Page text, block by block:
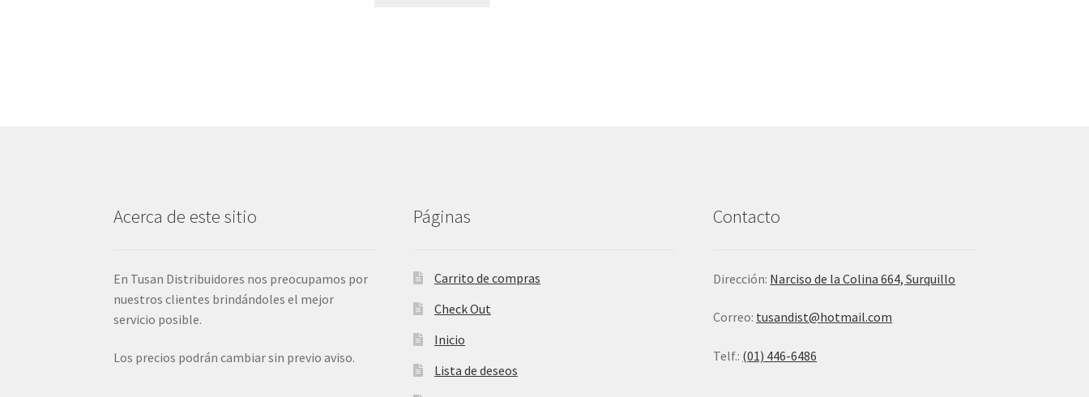
Acerca de este sitio
En Tusan Distribuidores nos preocupamos por
nuestros clientes brindándoles el mejor
servicio posible.
Los precios podrán cambiar sin previo aviso.
Páginas
Carrito de compras
Check Out
Inicio
Lista de deseos
Contacto
Dirección: Narciso de la Colina 664, Surquillo
Correo: tusandist@hotmail.com
Telf.: (01) 446-6486